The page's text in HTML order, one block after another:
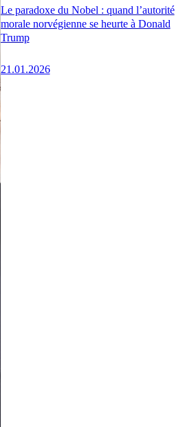
Le paradoxe du Nobel : quand l’autorité
morale norvégienne se heurte à Donald
Trump
21.01.2026